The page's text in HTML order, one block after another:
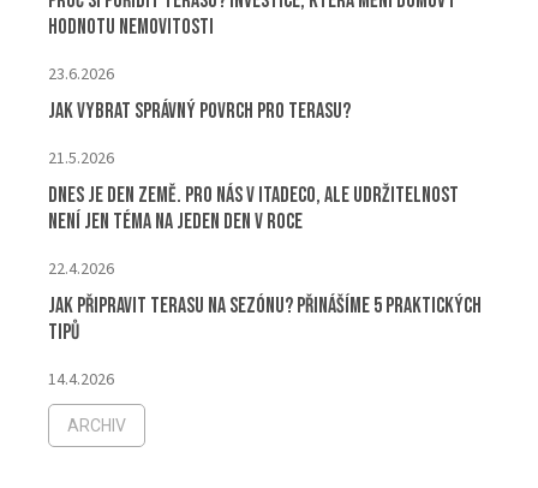
hodnotu nemovitosti
23.6.2026
Jak vybrat správný povrch pro terasu?
21.5.2026
Dnes je Den Země. Pro nás v ITADECO, ale udržitelnost
není jen téma na jeden den v roce
22.4.2026
Jak připravit terasu na sezónu? Přinášíme 5 praktických
tipů
14.4.2026
ARCHIV